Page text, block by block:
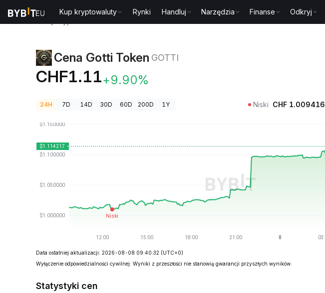
Kup kryptowaluty Rynki Handluj Narzędzia Finanse Odkryj
Cena Gotti Token GOTTI
CHF1.11+9.90%
24H 7D 14D 30D 60D 200D 1Y Niski CHF 1.009416
Data ostatniej aktualizacji: 2026-08-08 09:40:32 (UTC+0)
Wyłączenie odpowiedzialności cywilnej: Wyniki z przeszłości nie stanowią gwarancji przyszłych wyników.
Statystyki cen